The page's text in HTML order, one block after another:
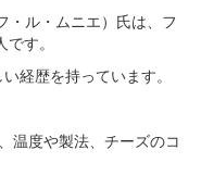
・ル・ムニエ）氏は、フ
す。
経歴を持っています。
温度や製法、チーズのコ